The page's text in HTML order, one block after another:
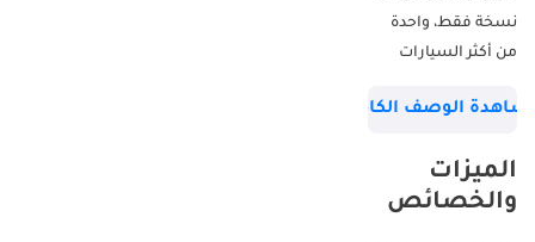
نسخة فقط، واحدة
من أكثر السيارات
المكشوفة تميزًا
الحديث. استُلهم
تصميمها من سيارات
الوصف الكامل
الميزات
والخصائص